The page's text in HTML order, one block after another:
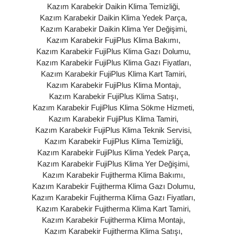
Kazım Karabekir Daikin Klima Temizliği,
Kazım Karabekir Daikin Klima Yedek Parça,
Kazım Karabekir Daikin Klima Yer Değişimi,
Kazım Karabekir FujiPlus Klima Bakımı,
Kazım Karabekir FujiPlus Klima Gazı Dolumu,
Kazım Karabekir FujiPlus Klima Gazı Fiyatları,
Kazım Karabekir FujiPlus Klima Kart Tamiri,
Kazım Karabekir FujiPlus Klima Montajı,
Kazım Karabekir FujiPlus Klima Satışı,
Kazım Karabekir FujiPlus Klima Sökme Hizmeti,
Kazım Karabekir FujiPlus Klima Tamiri,
Kazım Karabekir FujiPlus Klima Teknik Servisi,
Kazım Karabekir FujiPlus Klima Temizliği,
Kazım Karabekir FujiPlus Klima Yedek Parça,
Kazım Karabekir FujiPlus Klima Yer Değişimi,
Kazım Karabekir Fujitherma Klima Bakımı,
Kazım Karabekir Fujitherma Klima Gazı Dolumu,
Kazım Karabekir Fujitherma Klima Gazı Fiyatları,
Kazım Karabekir Fujitherma Klima Kart Tamiri,
Kazım Karabekir Fujitherma Klima Montajı,
Kazım Karabekir Fujitherma Klima Satışı,